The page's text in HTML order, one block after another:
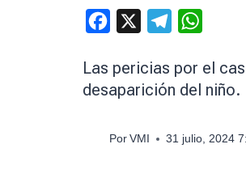
Facebook Telegram
Las pericias por el
desaparición del niño.
Por VMI 31 julio, 2024